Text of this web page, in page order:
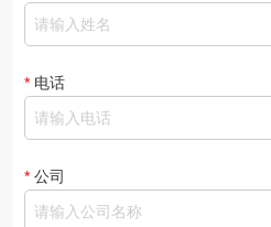
* 电话
* 公司